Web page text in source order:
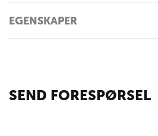
EGENSKAPER
SEND FORESPØRSEL